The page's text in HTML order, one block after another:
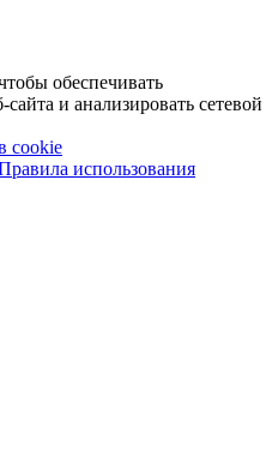
обеспечивать
и анализировать сетевой
cookie
использования